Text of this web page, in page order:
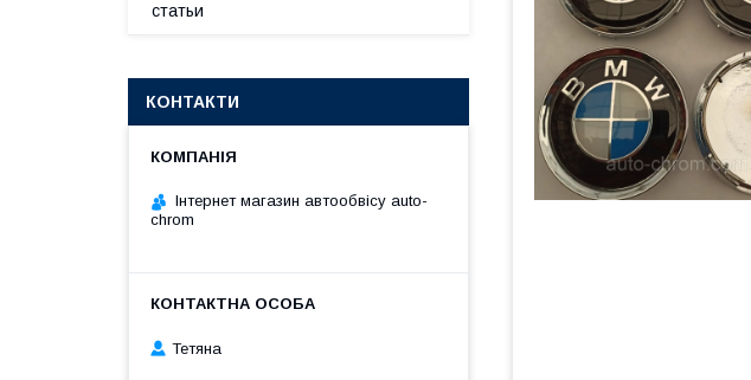
статьи
КОНТАКТИ
Інтернет магазин автообвісу auto-
chrom
Тетяна